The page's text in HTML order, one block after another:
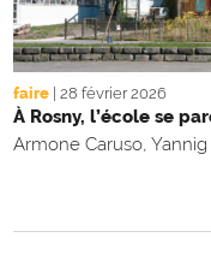
faire 28 février 2026
À Rosny, l’école se
Armone Caruso,